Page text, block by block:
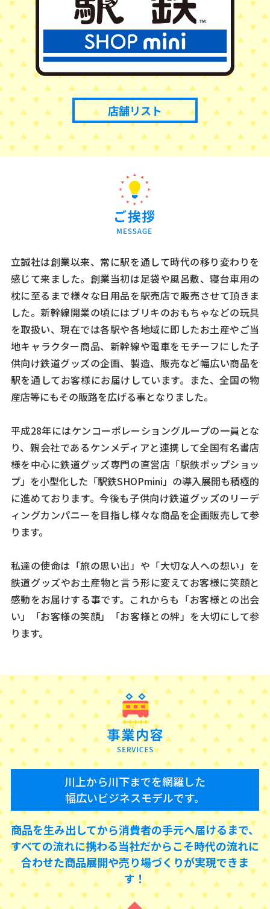
店舗リスト
立誠社は創業以来、常に駅を通して時代の移り変わりを
感じて来ました。創業当初は足袋や風呂敷、寝台車用の
枕に至るまで様々な日用品を駅売店で販売させて頂きま
した。新幹線開業の頃にはブリキのおもちゃなどの玩具
を取扱い、現在では各駅や各地域に即したお土産やご当
地キャラクター商品、新幹線や電車をモチーフにした子
供向け鉄道グッズの企画、製造、販売など幅広い商品を
駅を通してお客様にお届けしています。また、全国の物
産店等にもその販路を広げる事となりました。
平成28年にはケンコーポレーショングループの一員とな
り、親会社であるケンメディアと連携して全国有名書店
様を中心に鉄道グッズ専門の直営店「駅鉄ポップショッ
プ」を小型化した「駅鉄SHOPmini」の導入展開も積極的
に進めております。今後も子供向け鉄道グッズのリーデ
ィングカンパニーを目指し様々な商品を企画販売して参
ります。
私達の使命は「旅の思い出」や「大切な人への想い」を
鉄道グッズやお土産物と言う形に変えてお客様に笑顔と
感動をお届けする事です。これからも「お客様との出会
い」「お客様の笑顔」「お客様との絆」を大切にして参
ります。
川上から川下までを網羅した
幅広いビジネスモデルです。
商品を生み出してから消費者の手元へ届けるまで、
すべての流れに携わる当社だからこそ時代の流れに
合わせた商品展開や売り場づくりが実現できま
す！